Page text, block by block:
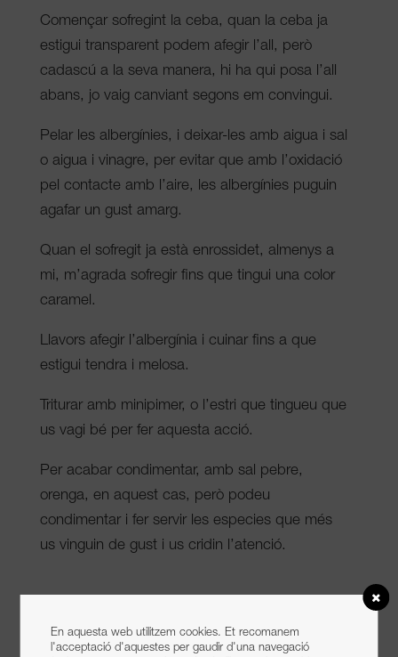
Començar sofregint la ceba, quan la ceba ja
estigui transparent podem afegir l’all, però
cadascú a la seva manera, hi ha qui posa l’all
abans, jo vaig canviant segons em convingui.
Pelar les albergínies, i deixar-les amb aigua i sal
o aigua i vinagre, per evitar que amb l’oxidació
pel contacte amb l’aire, les albergínies puguin
agafar un gust amarg.
Quan el sofregit ja està enrossidet, almenys a
mi, m’agrada sofregir fins que tingui una color
caramel.
Llavors afegir l’albergínia i cuinar fins a que
estigui tendra i melosa.
Triturar amb minipimer, o l’estri que tingueu que
us vagi bé per fer aquesta acció.
Per acabar condimentar, amb sal pebre,
orenga, en aquest cas, però podeu
condimentar i fer servir les especies que més
us vinguin de gust i us cridin l’atenció.
Premsa
En aquesta web utilitzem cookies. Et recomanem
l'acceptació d'aquestes per gaudir d'una navegació